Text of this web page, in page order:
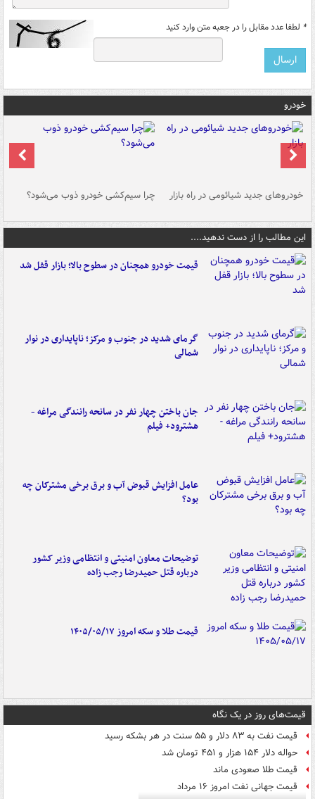
* لطفا عدد مقابل را در جعبه متن وارد کنید
خودرو
خودروهای جدید شیائومی در راه بازار چرا سیم‌کشی خودرو ذوب می‌شود؟
این مطالب را از دست ندهید....
قیمت خودرو همچنان در سطوح بالا؛ بازار قفل شد
گرمای شدید در جنوب و مرکز؛ ناپایداری در نوار
شمالی
جان باختن چهار نفر در سانحه رانندگی مراغه -
هشترود+ فیلم
عامل افزایش قبوض آب و برق برخی مشترکان چه
بود؟
توضیحات معاون امنیتی و انتظامی وزیر کشور
درباره قتل حمیدرضا رجب زاده
قیمت طلا و سکه امروز ۱۴۰۵/۰۵/۱۷
قیمت‌های روز در یک نگاه
قیمت نفت به ۸۳ دلار و ۵۵ سنت در هر بشکه رسید
حواله دلار ۱۵۴ هزار و ۴۵۱ تومان شد
قیمت طلا صعودی ماند
قیمت جهانی نفت امروز ۱۶ مرداد